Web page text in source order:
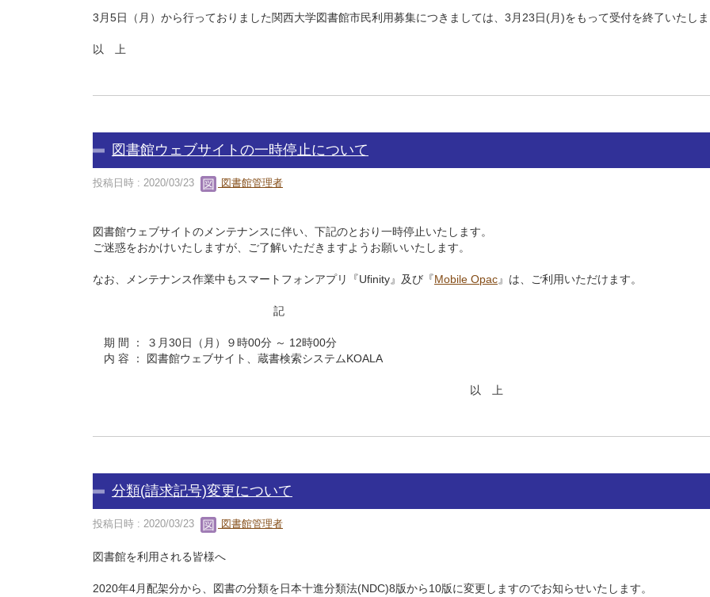
3月5日（月）から行っておりました関西大学図書館市民利用募集につきましては、3月23日(月)をもって受付を終了いたし
以 上
図書館ウェブサイトの一時停止について
投稿日時 : 2020/03/23 図書館管理者
図書館ウェブサイトのメンテナンスに伴い、下記のとおり一時停止いたします。
ご迷惑をおかけいたしますが、ご了解いただきますようお願いいたします。
なお、メンテナンス作業中もスマートフォンアプリ『Ufinity』及び『Mobile Opac』は、ご利用いただけます。
記
期 間 ： ３月30日（月）９時00分 ～ 12時00分
内 容 ： 図書館ウェブサイト、蔵書検索システムKOALA
以 上
分類(請求記号)変更について
投稿日時 : 2020/03/23 図書館管理者
図書館を利用される皆様へ
2020年4月配架分から、図書の分類を日本十進分類法(NDC)8版から10版に変更しますのでお知らせいたします。